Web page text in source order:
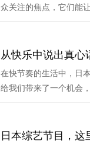
众关注的焦点，它们能
在快节奏的生活中，日
给我们带来了一个机会